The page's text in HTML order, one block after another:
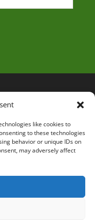
like cookies to
to these technologies
behavior or unique IDs on
may adversely affect